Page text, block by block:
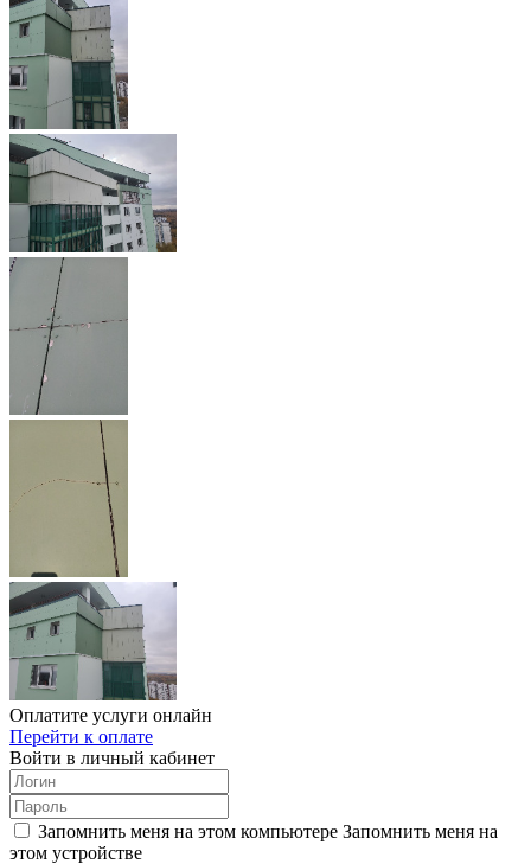
Оплатите услуги онлайн
Перейти к оплате
Войти в личный кабинет
Запомнить меня на этом компьютере Запомнить меня на
этом устройстве